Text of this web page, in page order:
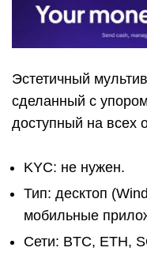
Эстетичный
сделанный с
доступный на всех
KYC: не нужен.
Тип: десктоп
мобильные
Сети: BTC, ETH,